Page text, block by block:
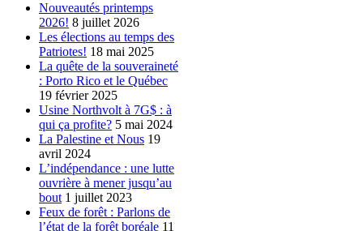
Nouveautés printemps
2026! 8 juillet 2026
Les élections au temps des
Patriotes! 18 mai 2025
La quête de la souveraineté
: Porto Rico et le Québec
19 février 2025
Usine Northvolt à 7G$ : à
qui ça profite? 5 mai 2024
La Palestine et Nous 19
avril 2024
L’indépendance : une lutte
ouvrière à mener jusqu’au
bout 1 juillet 2023
Feux de forêt : Parlons de
l’état de la forêt boréale 11